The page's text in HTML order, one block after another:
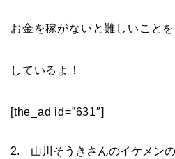
お金を稼がないと難しいことを
しているよ！
[the_ad id=”631″]
2. 山川そうきさんのイケメン